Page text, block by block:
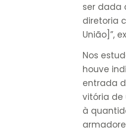
ser dada
diretoria
União]”,
Nos
houve
entrada
vitória de
à